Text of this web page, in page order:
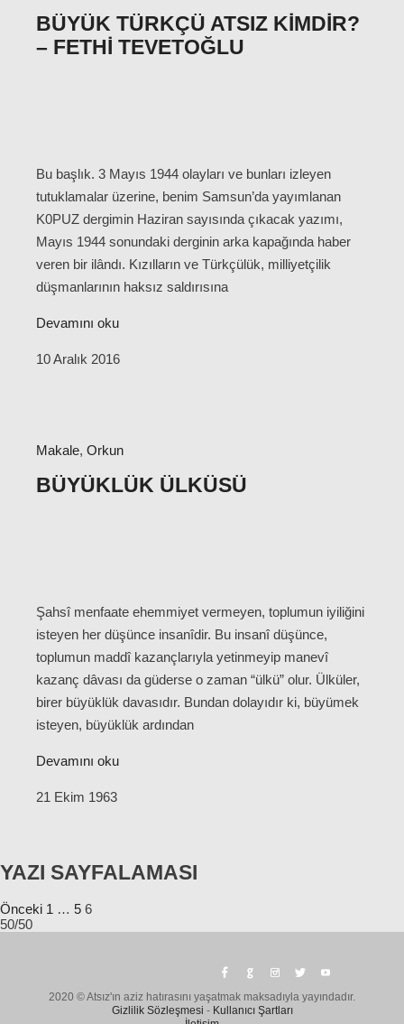
BÜYÜK TÜRKÇÜ ATSIZ KIMDIR?
– FETHI TEVETOĞLU
Bu başlık. 3 Mayıs 1944 olayları ve bunları izleyen
tutuklamalar üzerine, benim Samsun’da yayımlanan
K0PUZ dergimin Haziran sayısında çıkacak yazımı,
Mayıs 1944 sonundaki derginin arka kapağında haber
veren bir ilândı. Kızılların ve Türkçülük, milliyetçilik
düşmanlarının haksız saldırısına
Devamını oku
10 Aralık 2016
Makale, Orkun
BÜYÜKLÜK ÜLKÜSÜ
Şahsî menfaate ehemmiyet vermeyen, toplumun iyiliğini
isteyen her düşünce insanîdir. Bu insanî düşünce,
toplumun maddî kazançlarıyla yetinmeyip manevî
kazanç dâvası da güderse o zaman “ülkü” olur. Ülküler,
birer büyüklük davasıdır. Bundan dolayıdır ki, büyümek
isteyen, büyüklük ardından
Devamını oku
21 Ekim 1963
YAZI SAYFALAMASI
Önceki 1 … 5 6
50/50
2020 © Atsız'ın aziz hatırasını yaşatmak maksadıyla yayındadır.
Gizlilik Sözleşmesi - Kullanıcı Şartları